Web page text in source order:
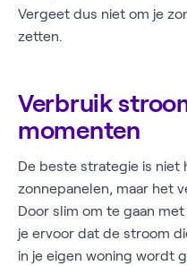
Vergeet dus niet om je
zetten.
Verbruik
momenten
De beste strategie is niet
zonnepanelen, maar het
Door slim om te gaan
je ervoor dat de stroom
in je eigen woning wordt